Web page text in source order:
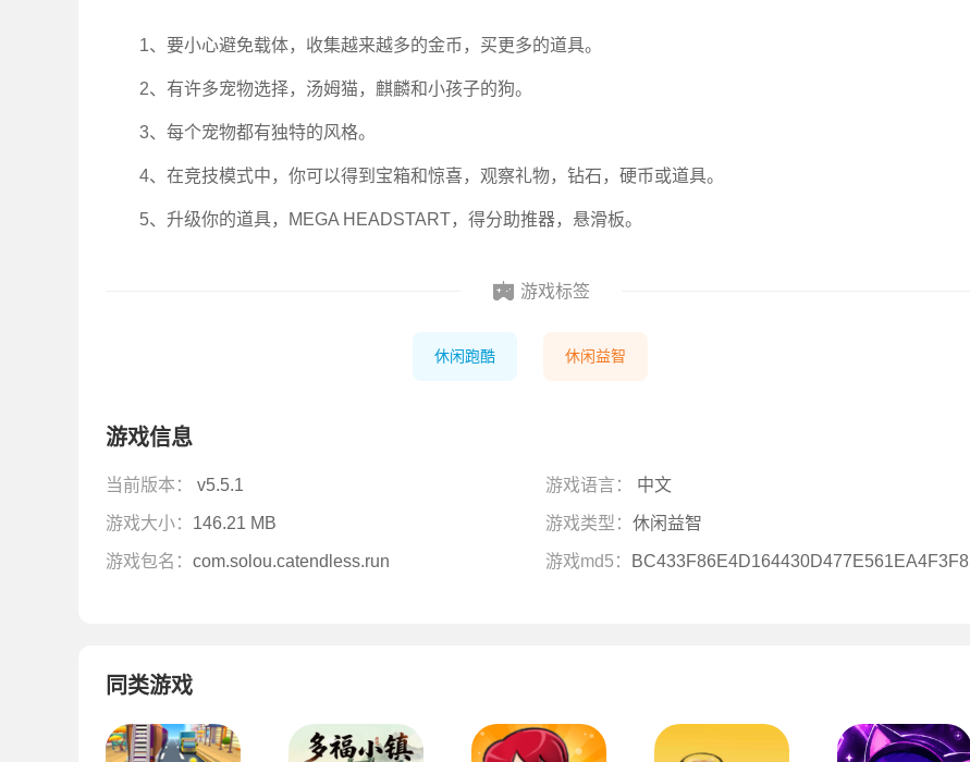
1、要小心避免载体，收集越来越多的金币，买更多的道具。
2、有许多宠物选择，汤姆猫，麒麟和小孩子的狗。
3、每个宠物都有独特的风格。
4、在竞技模式中，你可以得到宝箱和惊喜，观察礼物，钻石，硬币或道具。
5、升级你的道具，MEGA HEADSTART，得分助推器，悬滑板。
游戏标签
休闲跑酷 休闲益智
游戏信息
当前版本： v5.5.1 游戏语言： 中文
游戏大小： 146.21 MB 游戏类型： 休闲益智
游戏包名： com.solou.catendless.run 游戏md5： BC433F86E4D164430D477E561EA4F3F8
同类游戏